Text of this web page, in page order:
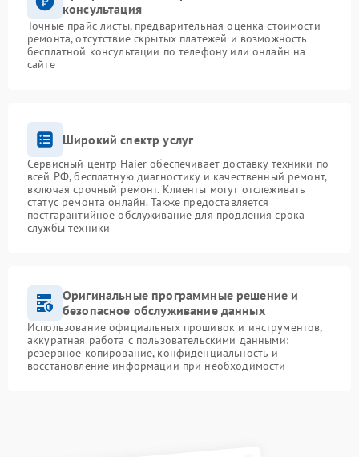
консультация
Точные прайс-листы, предварительная оценка стоимости
ремонта, отсутствие скрытых платежей и возможность
бесплатной консультации по телефону или онлайн на
сайте
Широкий спектр услуг
Сервисный центр Haier обеспечивает доставку техники по
всей РФ, бесплатную диагностику и качественный ремонт,
включая срочный ремонт. Клиенты могут отслеживать
статус ремонта онлайн. Также предоставляется
постгарантийное обслуживание для продления срока
службы техники
Оригинальные программные решение и
безопасное обслуживание данных
Использование официальных прошивок и инструментов,
аккуратная работа с пользовательскими данными:
резервное копирование, конфиденциальность и
восстановление информации при необходимости